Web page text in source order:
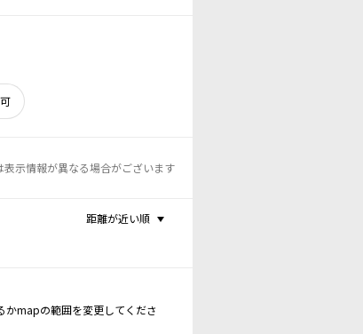
示情報が異なる場合がございます
距離が近い順
かmapの範囲を変更してくださ